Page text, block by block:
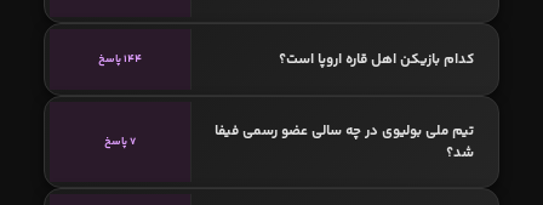
کدام بازیکن اهل قاره اروپا است؟ 144 پاسخ
تیم ملی بولیوی در چه سالی عضو رسمی فیفا
شد؟
7 پاسخ